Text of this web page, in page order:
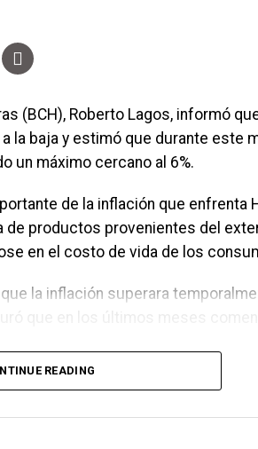
(BCH), Roberto Lagos, informó
la baja y estimó que durante este
un máximo cercano al 6%.
de la inflación que enfrenta
de productos provenientes del
en el costo de vida de los
la inflación superara
a junio es que empezó a
READING